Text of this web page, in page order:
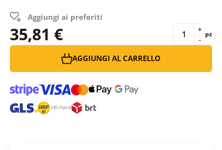
Aggiungi ai preferiti
35,81 € -
+ pz
AGGIUNGI AL CARRELLO